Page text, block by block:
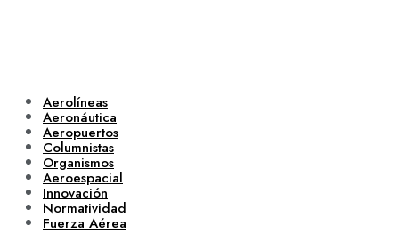
Aerolíneas
Aeronáutica
Aeropuertos
Columnistas
Organismos
Aeroespacial
Innovación
Normatividad
Fuerza Aérea